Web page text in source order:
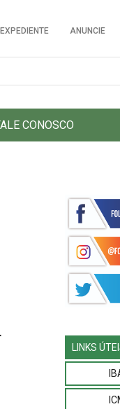
EXPEDIENTE ANUNCIE
CONOSCO
LINKS